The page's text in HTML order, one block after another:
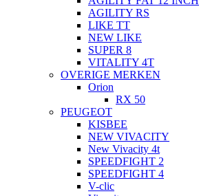
AGILITY RS
LIKE TT
NEW LIKE
SUPER 8
VITALITY 4T
OVERIGE MERKEN
Orion
RX 50
PEUGEOT
KISBEE
NEW VIVACITY
New Vivacity 4t
SPEEDFIGHT 2
SPEEDFIGHT 4
V-clic